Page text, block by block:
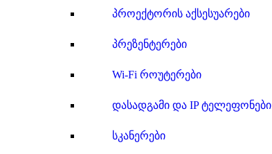
პროექტორის აქსესუარები
პრეზენტერები
Wi-Fi როუტერები
დასადგამი და IP ტელეფონები
სკანერები